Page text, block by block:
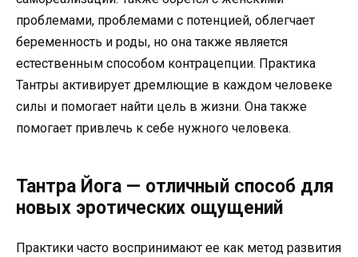
проблемами, проблемами с потенцией, облегчает
беременность и роды, но она также является
естественным способом контрацепции. Практика
Тантры активирует дремлющие в каждом человеке
силы и помогает найти цель в жизни. Она также
помогает привлечь к себе нужного человека.
Тантра Йога — отличный способ для
новых эротических ощущений
Практики часто воспринимают ее как метод развития